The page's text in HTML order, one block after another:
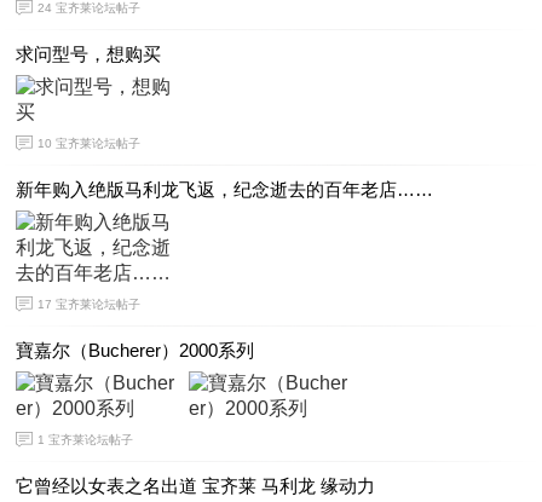
24 宝齐莱论坛帖子
求问型号，想购买
10 宝齐莱论坛帖子
新年购入绝版马利龙飞返，纪念逝去的百年老店……
17 宝齐莱论坛帖子
寶嘉尔（Bucherer）2000系列
1 宝齐莱论坛帖子
它曾经以女表之名出道 宝齐莱 马利龙 缘动力